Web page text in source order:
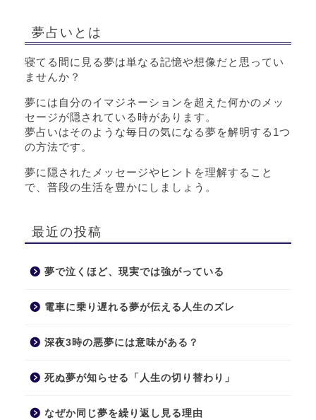
夢占いとは
寝てる間に見る夢は単なる記憶や想像だと思ってい
ませんか？
夢には自分のイマジネーションを超えた何かのメッ
セージが隠されている時があります。
夢占いはそのような毎日の気になる夢を解明する1つ
の方法です。
夢に隠されたメッセージやヒントを理解すること
で、普段の生活を豊かにしましょう。
最近の投稿
夢で泣くほど、現実では強がっている
電車に乗り遅れる夢が伝える人生のズレ
深夜3時の悪夢には意味がある？
死ぬ夢が知らせる「人生の切り替わり」
なぜか同じ夢を繰り返し見る理由